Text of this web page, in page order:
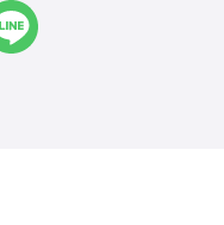
（ライトニ
になるた